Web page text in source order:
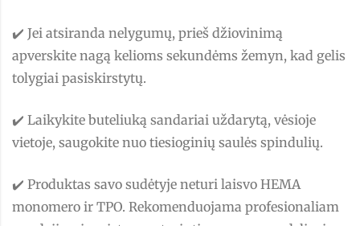
✔️ Jei atsiranda nelygumų, prieš džiovinimą
apverskite nagą kelioms sekundėms žemyn, kad gelis
tolygiai pasiskirstytų.
✔️ Laikykite buteliuką sandariai uždarytą, vėsioje
vietoje, saugokite nuo tiesioginių saulės spindulių.
✔️ Produktas savo sudėtyje neturi laisvo HEMA
monomero ir TPO. Rekomenduojama profesionaliam